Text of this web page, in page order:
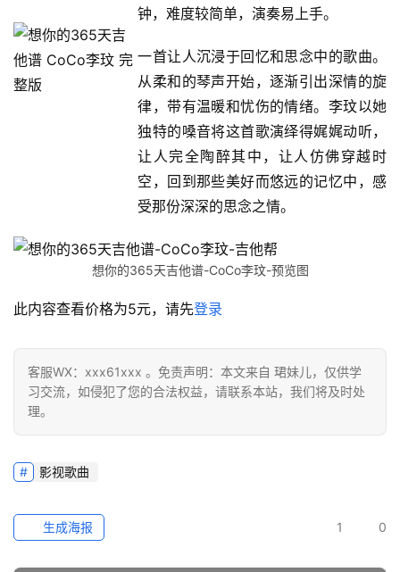
钟，难度较简单，演奏易上手。
一首让人沉浸于回忆和思念中的歌曲。
从柔和的琴声开始，逐渐引出深情的旋
律，带有温暖和忧伤的情绪。李玟以她
独特的嗓音将这首歌演绎得娓娓动听，
让人完全陶醉其中，让人仿佛穿越时
空，回到那些美好而悠远的记忆中，感
受那份深深的思念之情。
想你的365天吉他谱-CoCo李玟-预览图
此内容查看价格为5元，请先登录
客服WX：xxx61xxx 。免责声明：本文来自 珺妹儿，仅供学
习交流，如侵犯了您的合法权益，请联系本站，我们将及时处
理。
影视歌曲
1 0
生成海报